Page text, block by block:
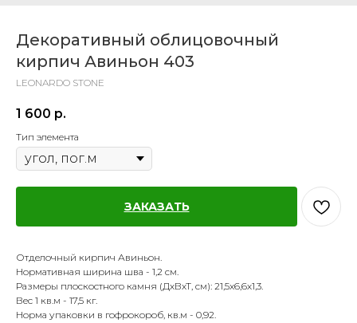
Декоративный облицовочный
кирпич Авиньон 403
LEONARDO STONE
1 600 р.
Тип элемента
ЗАКАЗАТЬ
Отделочный кирпич Авиньон.
Нормативная ширина шва - 1,2 см.
Размеры плоскостного камня (ДхВхТ, см): 21,5х6,6х1,3.
Вес 1 кв.м - 17,5 кг.
Норма упаковки в гофрокороб, кв.м - 0,92.